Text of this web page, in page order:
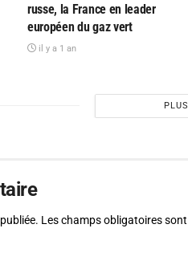
russe, la France en leader
européen du gaz vert
il y a 1 an
Les champs obligatoires